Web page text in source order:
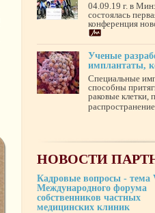
04.09.19 г. в
состоялась
конференция
Ученые
имплантаты,
Специальные
способны
раковые клетки,
НОВОСТИ
Кадровые вопросы - тема
Международного форума
собственников частных
медицинских клиник